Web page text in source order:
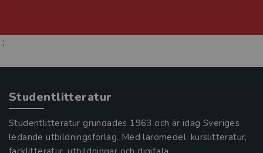
;
Studentlitteratur
Studentlitteratur grundades 1963 och är idag Sveriges
ledande utbildningsförlag. Med läromedel, kurslitteratur,